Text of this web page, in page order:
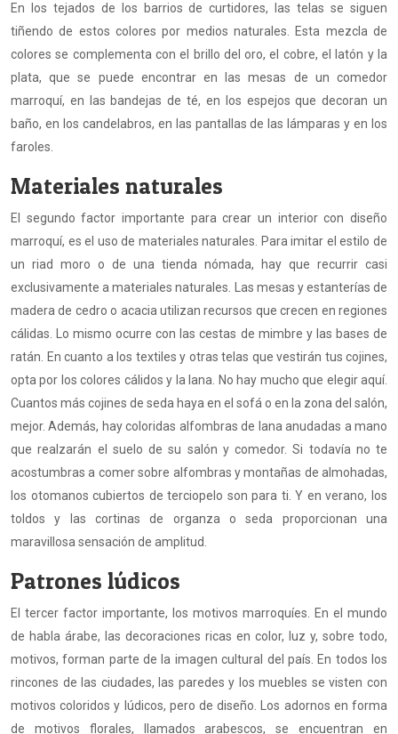
En los tejados de los barrios de curtidores, las telas se siguen
tiñendo de estos colores por medios naturales. Esta mezcla de
colores se complementa con el brillo del oro, el cobre, el latón y la
plata, que se puede encontrar en las mesas de un comedor
marroquí, en las bandejas de té, en los espejos que decoran un
baño, en los candelabros, en las pantallas de las lámparas y en los
faroles.
Materiales naturales
El segundo factor importante para crear un interior con diseño
marroquí, es el uso de materiales naturales. Para imitar el estilo de
un riad moro o de una tienda nómada, hay que recurrir casi
exclusivamente a materiales naturales. Las mesas y estanterías de
madera de cedro o acacia utilizan recursos que crecen en regiones
cálidas. Lo mismo ocurre con las cestas de mimbre y las bases de
ratán. En cuanto a los textiles y otras telas que vestirán tus cojines,
opta por los colores cálidos y la lana. No hay mucho que elegir aquí.
Cuantos más cojines de seda haya en el sofá o en la zona del salón,
mejor. Además, hay coloridas alfombras de lana anudadas a mano
que realzarán el suelo de su salón y comedor. Si todavía no te
acostumbras a comer sobre alfombras y montañas de almohadas,
los otomanos cubiertos de terciopelo son para ti. Y en verano, los
toldos y las cortinas de organza o seda proporcionan una
maravillosa sensación de amplitud.
Patrones lúdicos
El tercer factor importante, los motivos marroquíes. En el mundo
de habla árabe, las decoraciones ricas en color, luz y, sobre todo,
motivos, forman parte de la imagen cultural del país. En todos los
rincones de las ciudades, las paredes y los muebles se visten con
motivos coloridos y lúdicos, pero de diseño. Los adornos en forma
de motivos florales, llamados arabescos, se encuentran en